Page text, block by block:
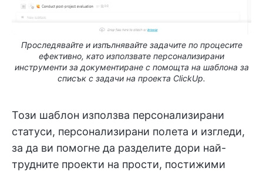
Проследявайте и изпълнявайте задачите по процесите
ефективно, като използвате персонализирани
инструменти за документиране с помощта на шаблона за
списък с задачи на проекта ClickUp.
Този шаблон използва персонализирани
статуси, персонализирани полета и изгледи,
за да ви помогне да разделите дори най-
трудните проекти на прости, постижими